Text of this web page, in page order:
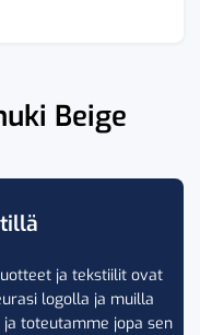
Beige
ja tekstiilit ovat
logolla ja muilla
ja toteutamme jopa sen